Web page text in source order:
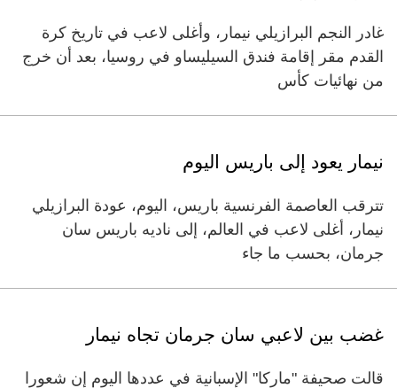
غادر النجم البرازيلي نيمار، وأغلى لاعب في تاريخ كرة
القدم مقر إقامة فندق السيليساو في روسيا، بعد أن خرج
من نهائيات كأس
نيمار يعود إلى باريس اليوم
تترقب العاصمة الفرنسية باريس، اليوم، عودة البرازيلي
نيمار، أغلى لاعب في العالم، إلى ناديه باريس سان
جرمان، بحسب ما جاء
غضب بين لاعبي سان جرمان تجاه نيمار
قالت صحيفة "ماركا" الإسبانية في عددها اليوم إن شعورا